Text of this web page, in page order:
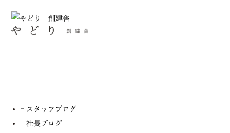
– スタッフブログ
– 社長ブログ